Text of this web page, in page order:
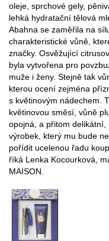
oleje, sprchové gely,
lehká hydratační tělová
Abahna se zaměřila na
charakteristické vůně,
značky. Osvěžující
byla vytvořena pro
muže i ženy. Stejně tak
kterou ocení zejména
s květinovým nádechem.
květinovou směsí, vůně
opojná, a přitom
výrobek, který mu bude
pořídit ucelenou řadu
říká Lenka Kocourková,
MAISON.